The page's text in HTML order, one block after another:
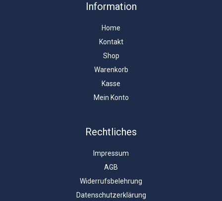
Information
Home
Kontakt
Shop
Warenkorb
Kasse
Mein Konto
Rechtliches
Impressum
AGB
Widerrufsbelehrung
Datenschutzerklärung